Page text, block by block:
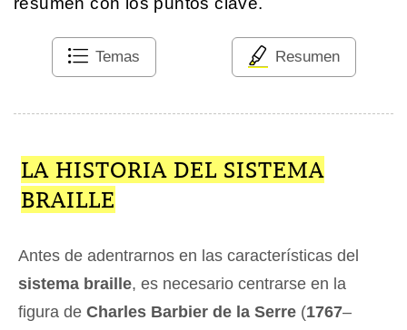
Temas Resumen
LA HISTORIA DEL SISTEMA
BRAILLE
Antes de adentrarnos en las características del
sistema braille, es necesario centrarse en la
figura de Charles Barbier de la Serre (1767–